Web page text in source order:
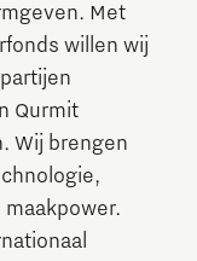
Met
willen wij
Qurmit
Wij brengen